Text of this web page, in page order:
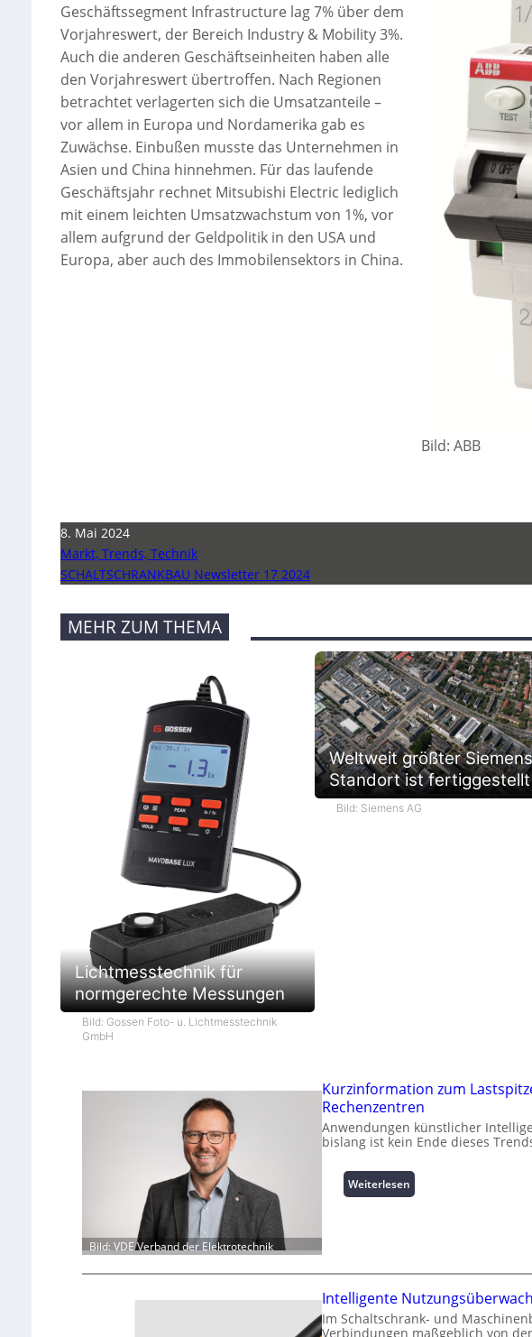
Bild: ABB
Geschäftssegment Infrastructure lag 7% über dem
Vorjahreswert, der Bereich Industry & Mobility 3%.
Auch die anderen Geschäftseinheiten haben alle
den Vorjahreswert übertroffen. Nach Regionen
betrachtet verlagerten sich die Umsatzanteile –
vor allem in Europa und Nordamerika gab es
Zuwächse. Einbußen musste das Unternehmen in
Asien und China hinnehmen. Für das laufende
Geschäftsjahr rechnet Mitsubishi Electric lediglich
mit einem leichten Umsatzwachstum von 1%, vor
allem aufgrund der Geldpolitik in den USA und
Europa, aber auch des Immobilensektors in China.
8. Mai 2024
Markt, Trends, Technik
SCHALTSCHRANKBAU Newsletter 17 2024
MEHR ZUM THEMA
Lichtmesstechnik für
normgerechte Messungen
Bild: Gossen Foto- u. Lichtmesstechnik
GmbH
Weltweit größter
Standort ist fertiggestellt
Bild: Siemens AG
Bild: VDE Verband der Elektrotechnik
Kurzinformation zum
Rechenzentren
Anwendungen künstlicher
bislang ist kein Ende dieses
Weiterlesen
K
f
o
Intelligente
Im Schaltschrank- und
Verbindungen maßgeblich von